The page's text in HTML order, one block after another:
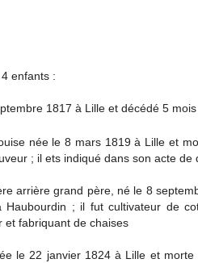
enfants :
1817 à Lille et décédé 5
née le 8 mars 1819 à Lille et
; il ets indiqué dans son acte
arrière grand père, né le 8
; il fut cultivateur de
et fabriquant de chaises
le 22 janvier 1824 à Lille et